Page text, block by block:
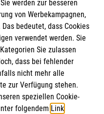
werden zur besseren
von Werbekampagnen,
bedeutet, dass Cookies
verwendet werden. Sie
Sie zulassen
dass bei fehlender
nicht mehr alle
zur Verfügung stehen.
speziellen Cookie-
folgendem Link.